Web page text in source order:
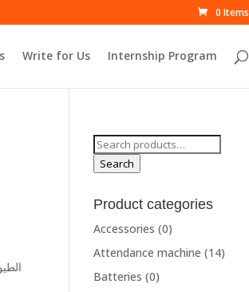
0 Items
Write for Us Internship Program
Search
for:
Search
Product categories
Accessories (0)
Attendance machine (14)
Batteries (0)